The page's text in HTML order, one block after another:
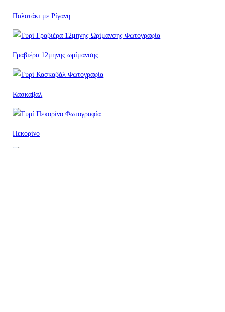
Παλατάκι με Ρίγανη
Γραβιέρα 12μηνης ωρίμανσης
Κασκαβάλ
Πεκορίνο